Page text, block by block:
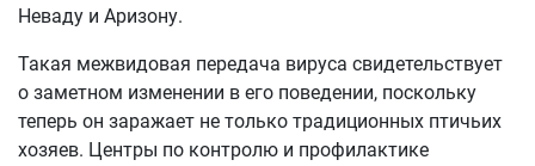
Неваду и Аризону.
Такая межвидовая передача вируса свидетельствует
о заметном изменении в его поведении, поскольку
теперь он заражает не только традиционных птичьих
хозяев. Центры по контролю и профилактике